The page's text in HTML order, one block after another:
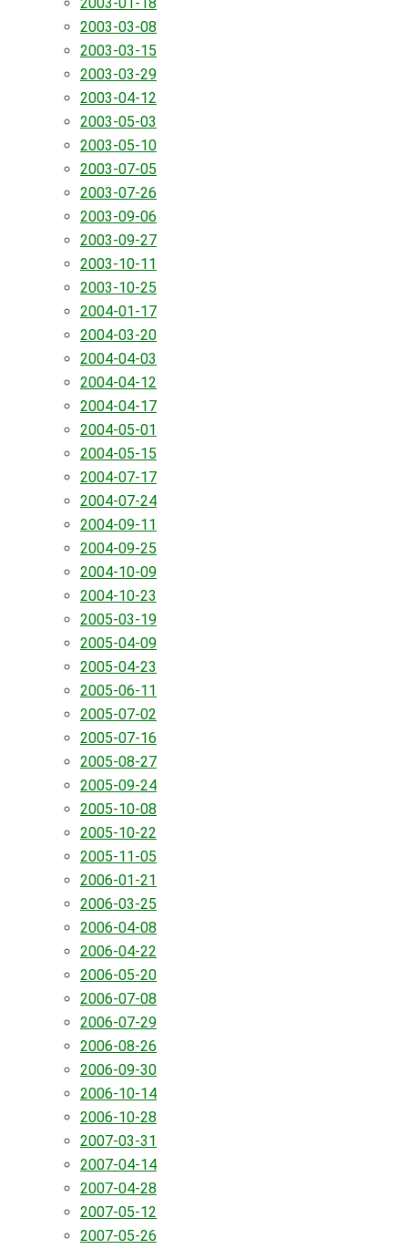
2003-03-08
2003-03-15
2003-03-29
2003-04-12
2003-05-03
2003-05-10
2003-07-05
2003-07-26
2003-09-06
2003-09-27
2003-10-11
2003-10-25
2004-01-17
2004-03-20
2004-04-03
2004-04-12
2004-04-17
2004-05-01
2004-05-15
2004-07-17
2004-07-24
2004-09-11
2004-09-25
2004-10-09
2004-10-23
2005-03-19
2005-04-09
2005-04-23
2005-06-11
2005-07-02
2005-07-16
2005-08-27
2005-09-24
2005-10-08
2005-10-22
2005-11-05
2006-01-21
2006-03-25
2006-04-08
2006-04-22
2006-05-20
2006-07-08
2006-07-29
2006-08-26
2006-09-30
2006-10-14
2006-10-28
2007-03-31
2007-04-14
2007-04-28
2007-05-12
2007-05-26